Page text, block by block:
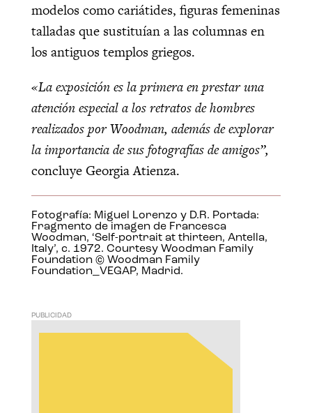
modelos como cariátides, figuras femeninas
talladas que sustituían a las columnas en
los antiguos templos griegos.
«La exposición es la primera en prestar una
atención especial a los retratos de hombres
realizados por Woodman, además de explorar
la importancia de sus fotografías de amigos”,
concluye Georgia Atienza.
Fotografía: Miguel Lorenzo y D.R. Portada:
Fragmento de imagen de Francesca
Woodman, ‘Self-portrait at thirteen, Antella,
Italy’, c. 1972. Courtesy Woodman Family
Foundation © Woodman Family
Foundation_VEGAP, Madrid.
PUBLICIDAD